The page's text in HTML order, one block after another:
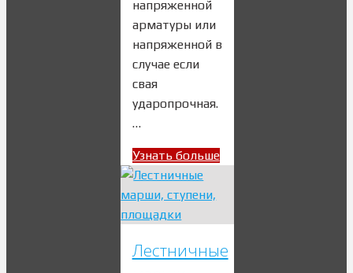
напряженной
арматуры или
напряженной в
случае если
свая
ударопрочная.
…
Узнать больше
Лестничные